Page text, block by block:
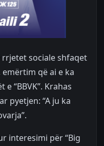
sociale shfaqet
emërtim që ai e ka
“BBVK”. Krahas
pyetjen: “A ju ka
interesimi për “Big